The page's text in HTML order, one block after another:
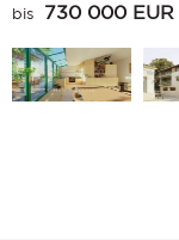
bis 730 000 EUR